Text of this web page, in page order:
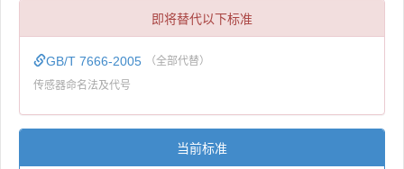
即将替代以下标准
GB/T 7666-2005 （全部代替）
传感器命名法及代号
当前标准